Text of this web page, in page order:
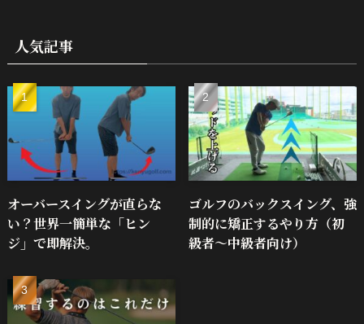
人気記事
オーバースイングが直らな
い？世界一簡単な「ヒン
ジ」で即解決。
ゴルフのバックスイング、強
制的に矯正するやり方（初
級者～中級者向け）